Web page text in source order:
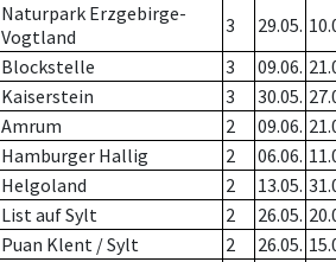
Naturpark Erzgebirge-
Vogtland
3 29.05.
Blockstelle 3 09.06.
Kaiserstein 3 30.05.
Amrum 2 09.06.
Hamburger Hallig 2 06.06.
Helgoland 2 13.05.
List auf Sylt 2 26.05.
Puan Klent / Sylt 2 26.05.